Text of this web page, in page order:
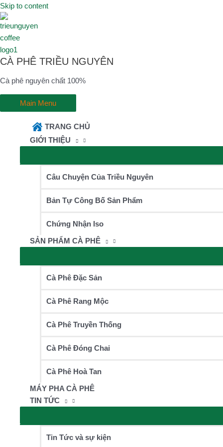
Skip to content
CÀ PHÊ TRIỀU NGUYÊN
Cà phê nguyên chất 100%
Main Menu
TRANG CHỦ
GIỚI THIỆU
Câu Chuyện Của Triều Nguyên
Bản Tự Công Bố Sản Phẩm
Chứng Nhận Iso
SẢN PHẨM CÀ PHÊ
Cà Phê Đặc Sản
Cà Phê Rang Mộc
Cà Phê Truyền Thống
Cà Phê Đóng Chai
Cà Phê Hoà Tan
MÁY PHA CÀ PHÊ
TIN TỨC
Tin Tức và sự kiện